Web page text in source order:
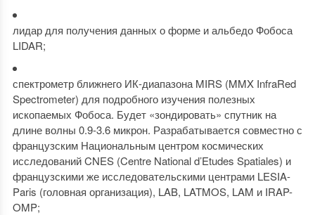
лидар для получения данных о форме и альбедо Фобоса
LIDAR;
спектрометр ближнего ИК-диапазона MIRS (MMX InfraRed
Spectrometer) для подробного изучения полезных
ископаемых Фобоса. Будет «зондировать» спутник на
длине волны 0.9-3.6 микрон. Разрабатывается совместно с
французским Национальным центром космических
исследований CNES (Centre National d’Etudes Spatiales) и
французскими же исследовательскими центрами LESIA-
Paris (головная организация), LAB, LATMOS, LAM и IRAP-
OMP;